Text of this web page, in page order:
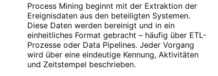
Process Mining beginnt mit der Extraktion der
Ereignisdaten aus den beteiligten Systemen.
Diese Daten werden bereinigt und in ein
einheitliches Format gebracht – häufig über ETL-
Prozesse oder Data Pipelines. Jeder Vorgang
wird über eine eindeutige Kennung, Aktivitäten
und Zeitstempel beschrieben.